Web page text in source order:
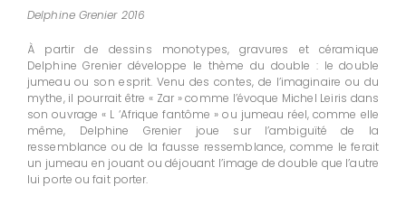
Delphine Grenier 2016
À partir de dessins monotypes, gravures et céramique
Delphine Grenier développe le thème du double : le double
jumeau ou son esprit. Venu des contes, de l’imaginaire ou du
mythe, il pourrait être « Zar » comme l’évoque Michel Leiris dans
son ouvrage « L ‘Afrique fantôme » ou jumeau réel, comme elle
même, Delphine Grenier joue sur l’ambiguïté de la
ressemblance ou de la fausse ressemblance, comme le ferait
un jumeau en jouant ou déjouant l’image de double que l’autre
lui porte ou fait porter.